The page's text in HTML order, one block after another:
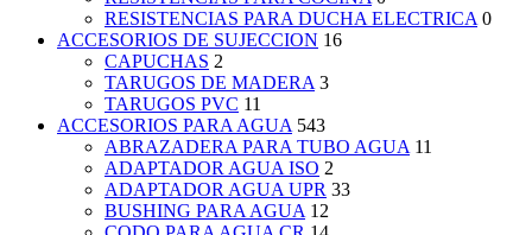
RESISTENCIAS PARA DUCHA ELECTRICA 0
ACCESORIOS DE SUJECCION 16
CAPUCHAS 2
TARUGOS DE MADERA 3
TARUGOS PVC 11
ACCESORIOS PARA AGUA 543
ABRAZADERA PARA TUBO AGUA 11
ADAPTADOR AGUA ISO 2
ADAPTADOR AGUA UPR 33
BUSHING PARA AGUA 12